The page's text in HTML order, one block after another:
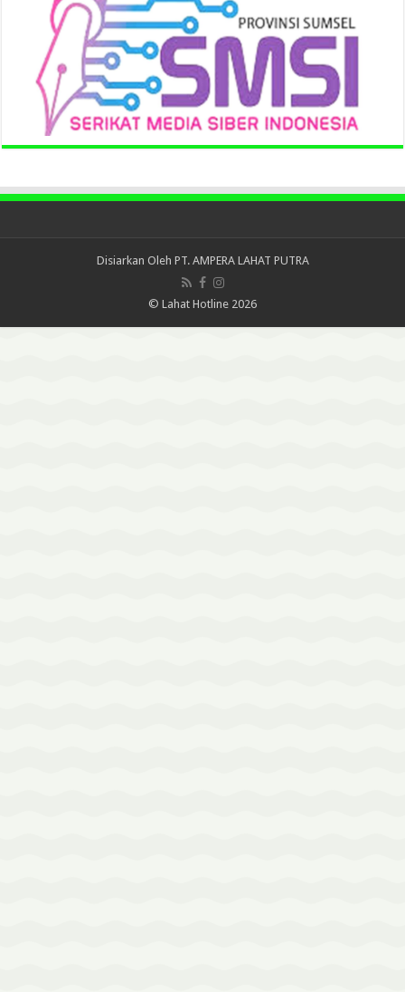
Disiarkan Oleh PT. AMPERA LAHAT PUTRA
© Lahat Hotline 2026